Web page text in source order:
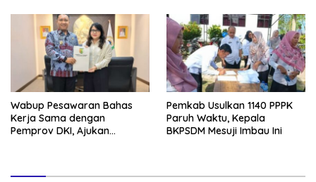
Wabup Pesawaran Bahas
Kerja Sama dengan
Pemprov DKI, Ajukan
Pemkab Usulkan 1140 PPPK
Paruh Waktu, Kepala
BKPSDM Mesuji Imbau Ini